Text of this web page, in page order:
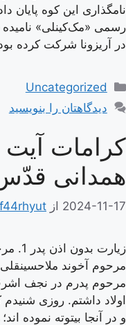
رسمی «مک‌کینلی» نامیده
در آریزونا شرکت کرده
دسته‌ها
Uncategorized
دیدگاهتان را بنویسید
کرامات آیت
همدانی
2024-11-17 از
مرحوم آخوند
مرحوم پدرم در نجف
اولاد داشتم. روزى
و در آنجا بيتوته نموده‏